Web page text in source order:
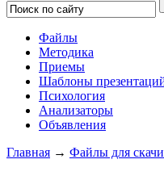
Файлы
Методика
Приемы
Шаблоны
Психология
Анализаторы
Объявления
Главная → Файлы для